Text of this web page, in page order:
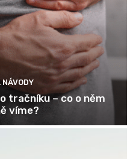
NÁVODY
tračníku – co o něm
víme?